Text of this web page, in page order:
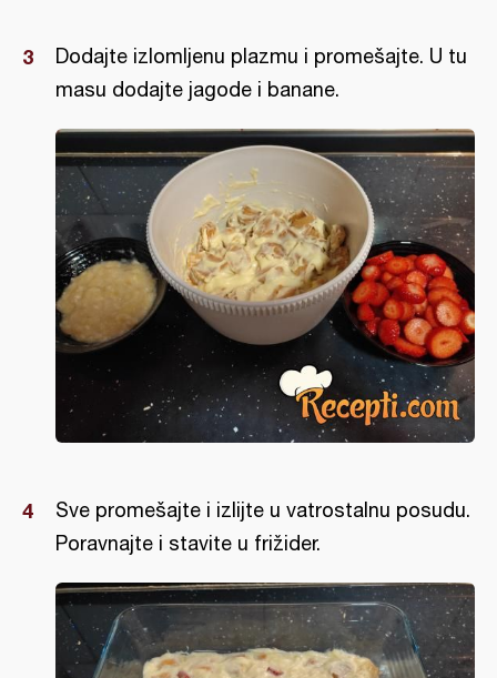
Dodajte izlomljenu plazmu i promešajte. U tu
masu dodajte jagode i banane.
Sve promešajte i izlijte u vatrostalnu posudu.
Poravnajte i stavite u frižider.